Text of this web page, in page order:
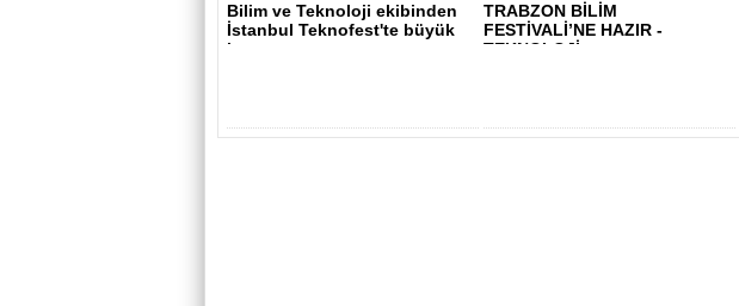
Bilim ve Teknoloji ekibinden
İstanbul Teknofest'te büyük
baş..
TRABZON BİLİM
FESTİVALİ’NE HAZIR -
TEKNOLOJİ